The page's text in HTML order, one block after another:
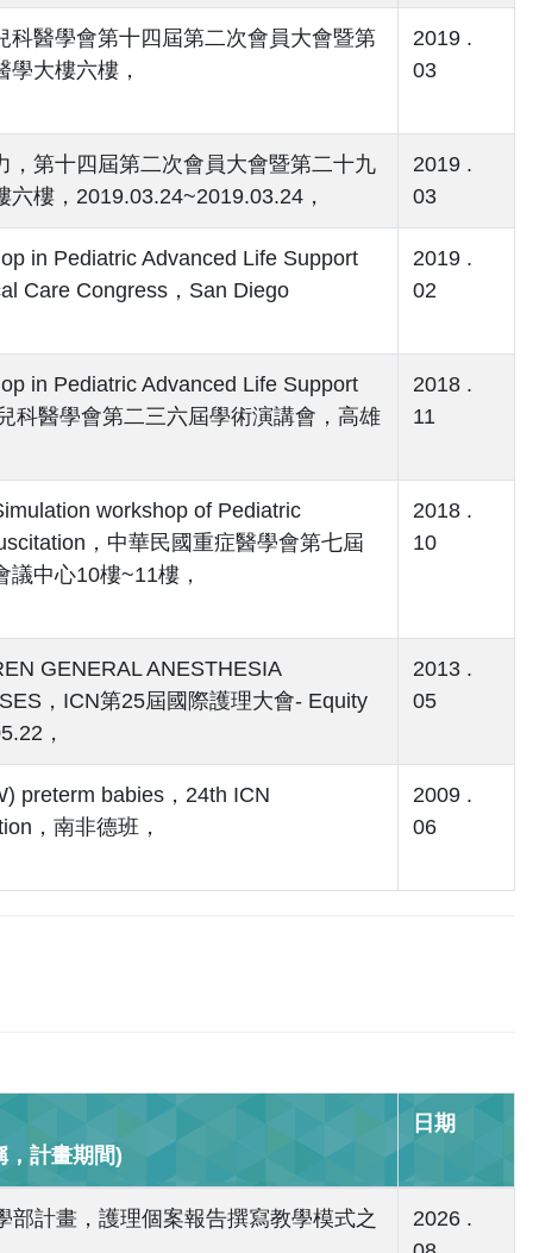
醫學會第十四屆第二次會員大會暨第
大樓六樓，
2019 .
03
第十四屆第二次會員大會暨第二十九
樓，2019.03.24~2019.03.24，
2019 .
03
in Pediatric Advanced Life Support
Care Congress，San Diego
2019 .
02
in Pediatric Advanced Life Support
科醫學會第二三六屆學術演講會，高雄
2018 .
11
workshop of Pediatric
，中華民國重症醫學會第七屆
中心10樓~11樓，
2018 .
10
GENERAL ANESTHESIA
，ICN第25屆國際護理大會- Equity
，
2013 .
05
preterm babies，24th ICN
，南非德班，
2009 .
06
，計畫期間)
日期
計畫，護理個案報告撰寫教學模式之
2026 .